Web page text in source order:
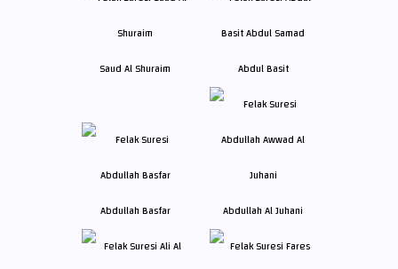
Saud Al Shuraim Abdul Basit
Abdullah Basfar Abdullah Al Juhani